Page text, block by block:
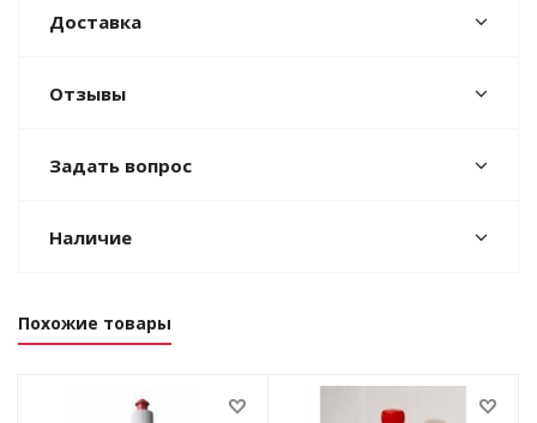
Доставка
Отзывы
Задать вопрос
Наличие
Похожие товары